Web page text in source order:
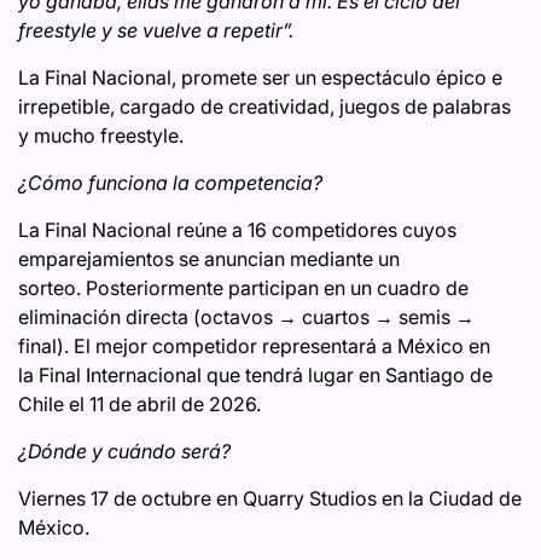
freestyle y se vuelve a repetir”.
La Final Nacional, promete ser un espectáculo épico e
irrepetible, cargado de creatividad, juegos de palabras
y mucho freestyle.
¿Cómo funciona la competencia?
La Final Nacional reúne a 16 competidores cuyos
emparejamientos se anuncian mediante un
sorteo. Posteriormente participan en un cuadro de
eliminación directa (octavos → cuartos → semis →
final). El mejor competidor representará a México en
la Final Internacional que tendrá lugar en Santiago de
Chile el 11 de abril de 2026.
¿Dónde y cuándo será?
Viernes 17 de octubre en Quarry Studios en la Ciudad de
México.